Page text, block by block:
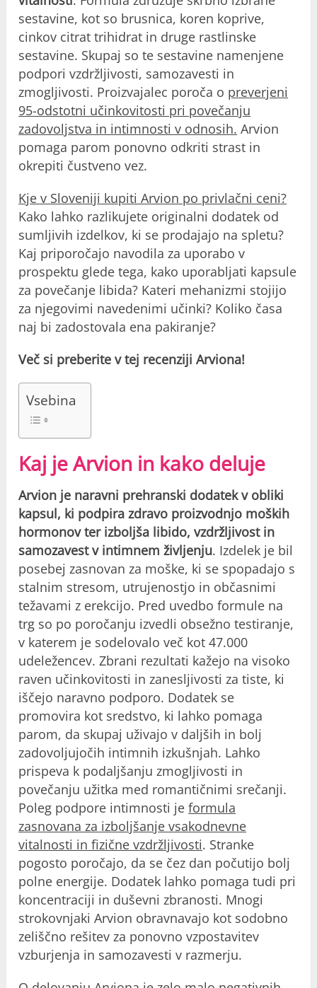
sestavine, kot so brusnica, koren koprive,
cinkov citrat trihidrat in druge rastlinske
sestavine. Skupaj so te sestavine namenjene
podpori vzdržljivosti, samozavesti in
zmogljivosti. Proizvajalec poroča o preverjeni
95-odstotni učinkovitosti pri povečanju
zadovoljstva in intimnosti v odnosih. Arvion
pomaga parom ponovno odkriti strast in
okrepiti čustveno vez.
Kje v Sloveniji kupiti Arvion po privlačni ceni?
Kako lahko razlikujete originalni dodatek od
sumljivih izdelkov, ki se prodajajo na spletu?
Kaj priporočajo navodila za uporabo v
prospektu glede tega, kako uporabljati kapsule
za povečanje libida? Kateri mehanizmi stojijo
za njegovimi navedenimi učinki? Koliko časa
naj bi zadostovala ena pakiranje?
Več si preberite v tej recenziji Arviona!
Vsebina
Kaj je Arvion in kako deluje
Arvion je naravni prehranski dodatek v obliki
kapsul, ki podpira zdravo proizvodnjo moških
hormonov ter izboljša libido, vzdržljivost in
samozavest v intimnem življenju. Izdelek je bil
posebej zasnovan za moške, ki se spopadajo s
stalnim stresom, utrujenostjo in občasnimi
težavami z erekcijo. Pred uvedbo formule na
trg so po poročanju izvedli obsežno testiranje,
v katerem je sodelovalo več kot 47.000
udeležencev. Zbrani rezultati kažejo na visoko
raven učinkovitosti in zanesljivosti za tiste, ki
iščejo naravno podporo. Dodatek se
promovira kot sredstvo, ki lahko pomaga
parom, da skupaj uživajo v daljših in bolj
zadovoljujočih intimnih izkušnjah. Lahko
prispeva k podaljšanju zmogljivosti in
povečanju užitka med romantičnimi srečanji.
Poleg podpore intimnosti jeformula
zasnovana za izboljšanje vsakodnevne
vitalnosti in fizične vzdržljivosti. Stranke
pogosto poročajo, da se čez dan počutijo bolj
polne energije. Dodatek lahko pomaga tudi pri
koncentraciji in duševni zbranosti. Mnogi
strokovnjaki Arvion obravnavajo kot sodobno
zeliščno rešitev za ponovno vzpostavitev
vzburjenja in samozavesti v razmerju.